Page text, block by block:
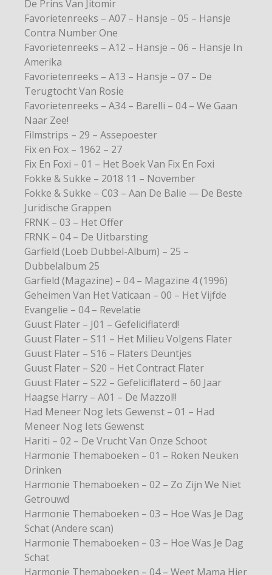
De Prins Van Jitomir
Favorietenreeks – A07 – Hansje – 05 – Hansje
Contra Number One
Favorietenreeks – A12 – Hansje – 06 – Hansje In
Amerika
Favorietenreeks – A13 – Hansje – 07 – De
Terugtocht Van Rosie
Favorietenreeks – A34 – Barelli – 04 – We Gaan
Naar Zee!
Filmstrips – 29 – Assepoester
Fix en Fox – 1962 – 27
Fix En Foxi – 01 – Het Boek Van Fix En Foxi
Fokke & Sukke – 2018 11 – November
Fokke & Sukke – C03 – Aan De Balie — De Beste
Juridische Grappen
FRNK – 03 – Het Offer
FRNK – 04 – De Uitbarsting
Garfield (Loeb Dubbel-Album) – 25 –
Dubbelalbum 25
Garfield (Magazine) – 04 – Magazine 4 (1996)
Geheimen Van Het Vaticaan – 00 – Het Vijfde
Evangelie – 04 – Revelatie
Guust Flater – J01 – Gefeliciflaterd!
Guust Flater – S11 – Het Milieu Volgens Flater
Guust Flater – S16 – Flaters Deuntjes
Guust Flater – S20 – Het Contract Flater
Guust Flater – S22 – Gefeliciflaterd – 60 Jaar
Haagse Harry – A01 – De Mazzol!!
Had Meneer Nog Iets Gewenst – 01 – Had
Meneer Nog Iets Gewenst
Hariti – 02 – De Vrucht Van Onze Schoot
Harmonie Themaboeken – 01 – Roken Neuken
Drinken
Harmonie Themaboeken – 02 – Zo Zijn We Niet
Getrouwd
Harmonie Themaboeken – 03 – Hoe Was Je Dag
Schat (Andere scan)
Harmonie Themaboeken – 03 – Hoe Was Je Dag
Schat
Harmonie Themaboeken – 04 – Weet Mama Hier